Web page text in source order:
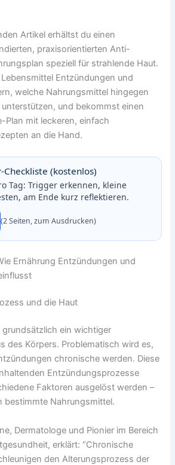
Artikel erhältst du einen
praxisorientierten Anti-
speziell für strahlende Haut.
Entzündungen und
welche Nahrungsmittel hingegen
und bekommst einen
Plan mit leckeren, einfach
an die Hand.
Checkliste (kostenlos)
Tag: Trigger erkennen, kleine
am Ende kurz reflektieren.
(2 Seiten, zum Ausdrucken)
Ernährung Entzündungen und
und die Haut
ein wichtiger
des Körpers. Problematisch wird es,
chronische werden. Diese
Entzündungsprozesse
Faktoren ausgelöst werden –
bestimmte Nahrungsmittel.
Dermatologe und Pionier im Bereich
erklärt: “Chronische
den Alterungsprozess der